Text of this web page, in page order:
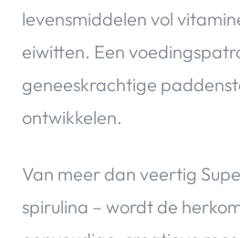
levensmiddelen vol
eiwitten. Een
geneeskrachtige
ontwikkelen.
Van meer dan veertig
spirulina – wordt de